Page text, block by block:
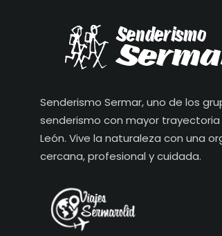
Senderismo Sermar, uno de los
senderismo con mayor
León. Vive la naturaleza con una
cercana, profesional y cuidada.